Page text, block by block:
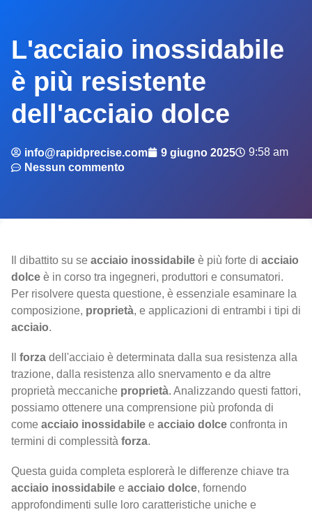
L'acciaio inossidabile
è più resistente
dell'acciaio dolce
info@rapidprecise.com 9 giugno 2025
9:58 am
Nessun commento
Il dibattito su se acciaio inossidabile è più forte di acciaio
dolce è in corso tra ingegneri, produttori e consumatori.
Per risolvere questa questione, è essenziale esaminare la
composizione, proprietà, e applicazioni di entrambi i tipi di
acciaio.
forza dell'acciaio è determinata dalla sua resistenza alla
trazione, dalla resistenza allo snervamento e da altre
proprietà meccaniche proprietà. Analizzando questi fattori,
possiamo ottenere una comprensione più profonda di
come acciaio inossidabile e acciaio dolce confronta in
termini di complessità forza.
Questa guida completa esplorerà le differenze chiave tra
acciaio inossidabile e acciaio dolce, fornendo
approfondimenti sulle loro caratteristiche uniche e